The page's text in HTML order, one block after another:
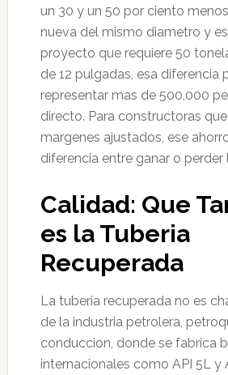
un 30 y un 50 por ciento
nueva del mismo diametro y
proyecto que requiere 50
de 12 pulgadas, esa diferencia
representar mas de 500,000
directo. Para constructoras
margenes ajustados, ese
diferencia entre ganar o perder
Calidad: Que
es la Tuberia
Recuperada
La tuberia recuperada no es
de la industria petrolera,
conduccion, donde se fabrica
internacionales como API 5L y